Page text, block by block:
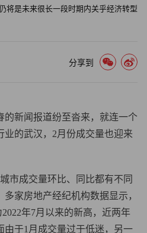
将是未来很长一段时期内关乎经济转型
分享到
的新闻报道纷至沓来，就连一个
业的武汉，2月份成交量也迎来
市成交量环比、同比都有不同
家房地产经纪机构数据显示，
年7月以来的新高，近两年
由于1月成交量过于低迷，另一